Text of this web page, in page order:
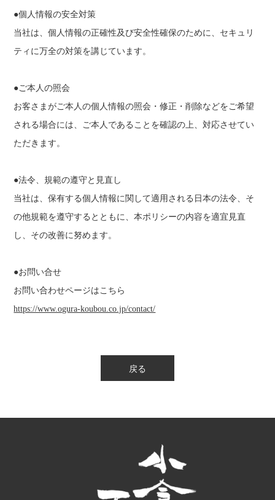
●個人情報の安全対策
当社は、個人情報の正確性及び安全性確保のために、セキュリ
ティに万全の対策を講じています。
●ご本人の照会
お客さまがご本人の個人情報の照会・修正・削除などをご希望
される場合には、ご本人であることを確認の上、対応させてい
ただきます。
●法令、規範の遵守と見直し
当社は、保有する個人情報に関して適用される日本の法令、そ
の他規範を遵守するとともに、本ポリシーの内容を適宜見直
し、その改善に努めます。
●お問い合せ
お問い合わせページはこちら
https://www.ogura-koubou.co.jp/contact/
戻る